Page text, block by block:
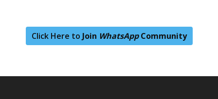
Click Here to Join WhatsAppCommunity